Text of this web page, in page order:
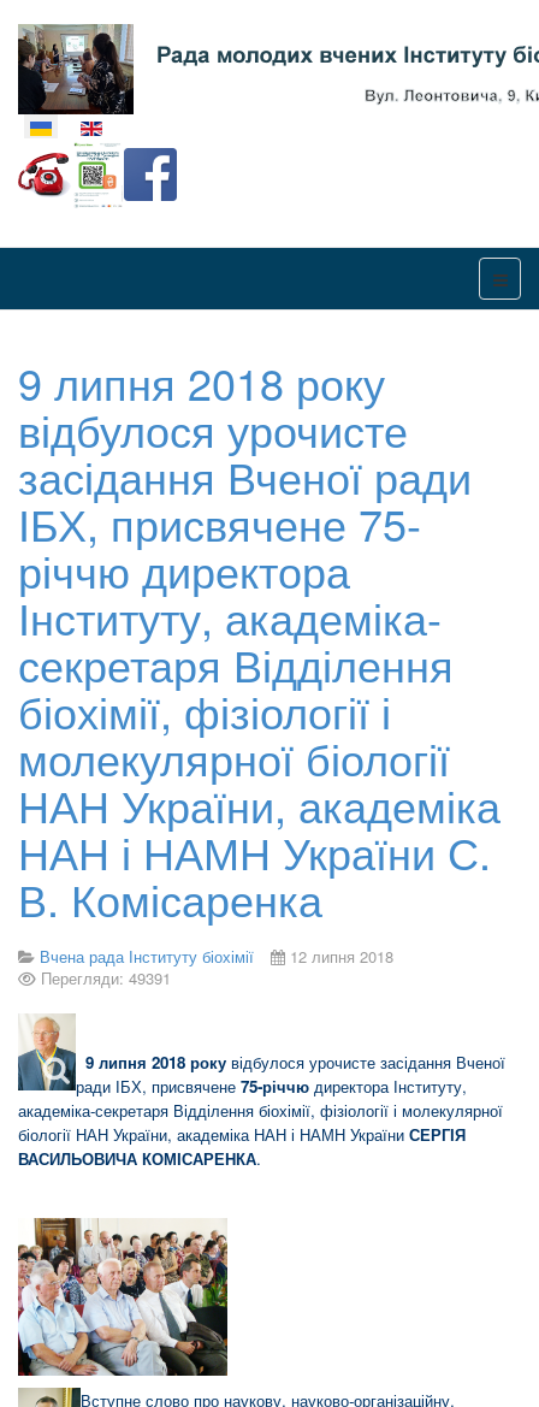
Оберіть свою мову
9 липня 2018 року
відбулося урочисте
засідання Вченої ради
ІБХ, присвячене 75-
річчю директора
Інституту, академіка-
секретаря Відділення
біохімії, фізіології і
молекулярної біології
НАН України, академіка
НАН і НАМН України С.
В. Комісаренка
Вчена рада Інституту біохімії
12 липня 2018
Перегляди: 49391
9 липня 2018 року відбулося урочисте засідання Вченої
ради ІБХ, присвячене 75-річчю директора Інституту,
академіка-секретаря Відділення біохімії, фізіології і молекулярної
біології НАН України, академіка НАН і НАМН України СЕРГІЯ
ВАСИЛЬОВИЧА КОМІСАРЕНКА.
Вступне слово про наукову, науково-організаційну,